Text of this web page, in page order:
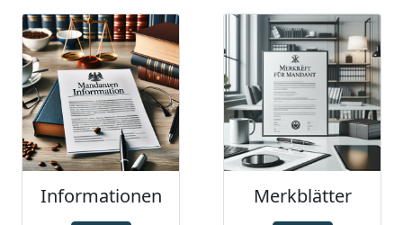
Informationen Merkblätter